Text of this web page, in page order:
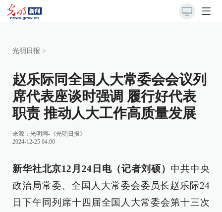
光明日报 >
赵乐际同全国人大常委会会议列
席代表座谈时强调 履行好代表
职责 推动人大工作高质量发展
来源： 光明网-《光明日报》
2024-12-25 04:00
新华社北京12月24日电（记者刘硕） 中共中央
政治局常委、全国人大常委会委员长赵乐际24
日下午同列席十四届全国人大常委会第十三次